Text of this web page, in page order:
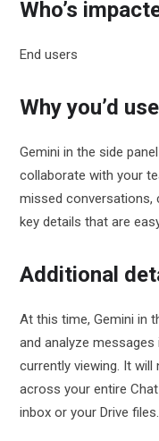
Who’s
End users
Why you’d
Gemini in the side
collaborate with your
missed
key details that are
Additional
At this time, Gemini in
and analyze
currently viewing. It
across your entire
inbox or your Drive files.